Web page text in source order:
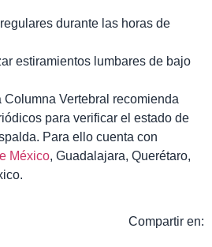
durante las horas de
estiramientos lumbares de bajo
Vertebral recomienda
para verificar el estado de
Para ello cuenta con
México, Guadalajara, Querétaro,
Compartir en: